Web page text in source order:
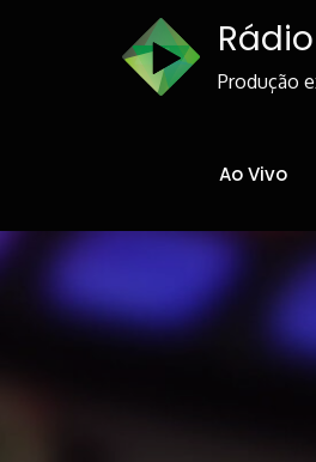
Produção
Ao Vivo